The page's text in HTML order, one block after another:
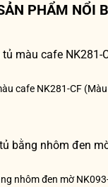
PHẨM NỔI
cafe NK281-CF
nhôm đen mờ